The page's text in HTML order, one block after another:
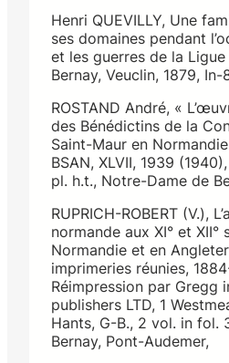
Henri QUEVILLY, Une
ses domaines pendant
et les guerres de la Ligue
Bernay, Veuclin, 1879, In-
ROSTAND André, «
des Bénédictins de la
Saint-Maur en
BSAN, XLVII, 1939
pl. h.t., Notre-Dame de
RUPRICH-ROBERT (V.),
normande aux XI° et XII°
Normandie et en
imprimeries réunies,
Réimpression par Gregg
publishers LTD, 1
Hants, G-B., 2 vol. in fol.
Bernay, Pont-Audemer,